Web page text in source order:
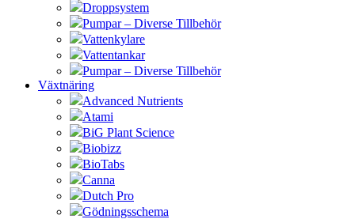
Droppsystem
Pumpar – Diverse Tillbehör
Vattenkylare
Vattentankar
Pumpar – Diverse Tillbehör
Växtnäring
Advanced Nutrients
Atami
BiG Plant Science
Biobizz
BioTabs
Canna
Dutch Pro
Gödningsschema